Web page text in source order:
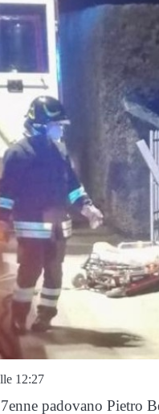
12:27
padovano Pietro